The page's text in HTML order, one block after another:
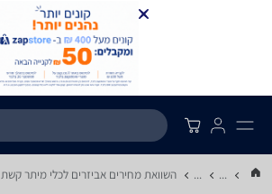
...
... השוואת מחירים אביזרים לכלי מיתר ‏קשת